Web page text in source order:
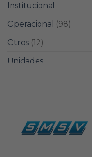
Institucional
Operacional
(98)
Otros (12)
Unidades